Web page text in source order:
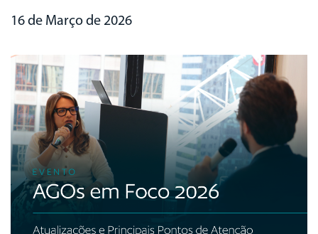
16 de Março de 2026